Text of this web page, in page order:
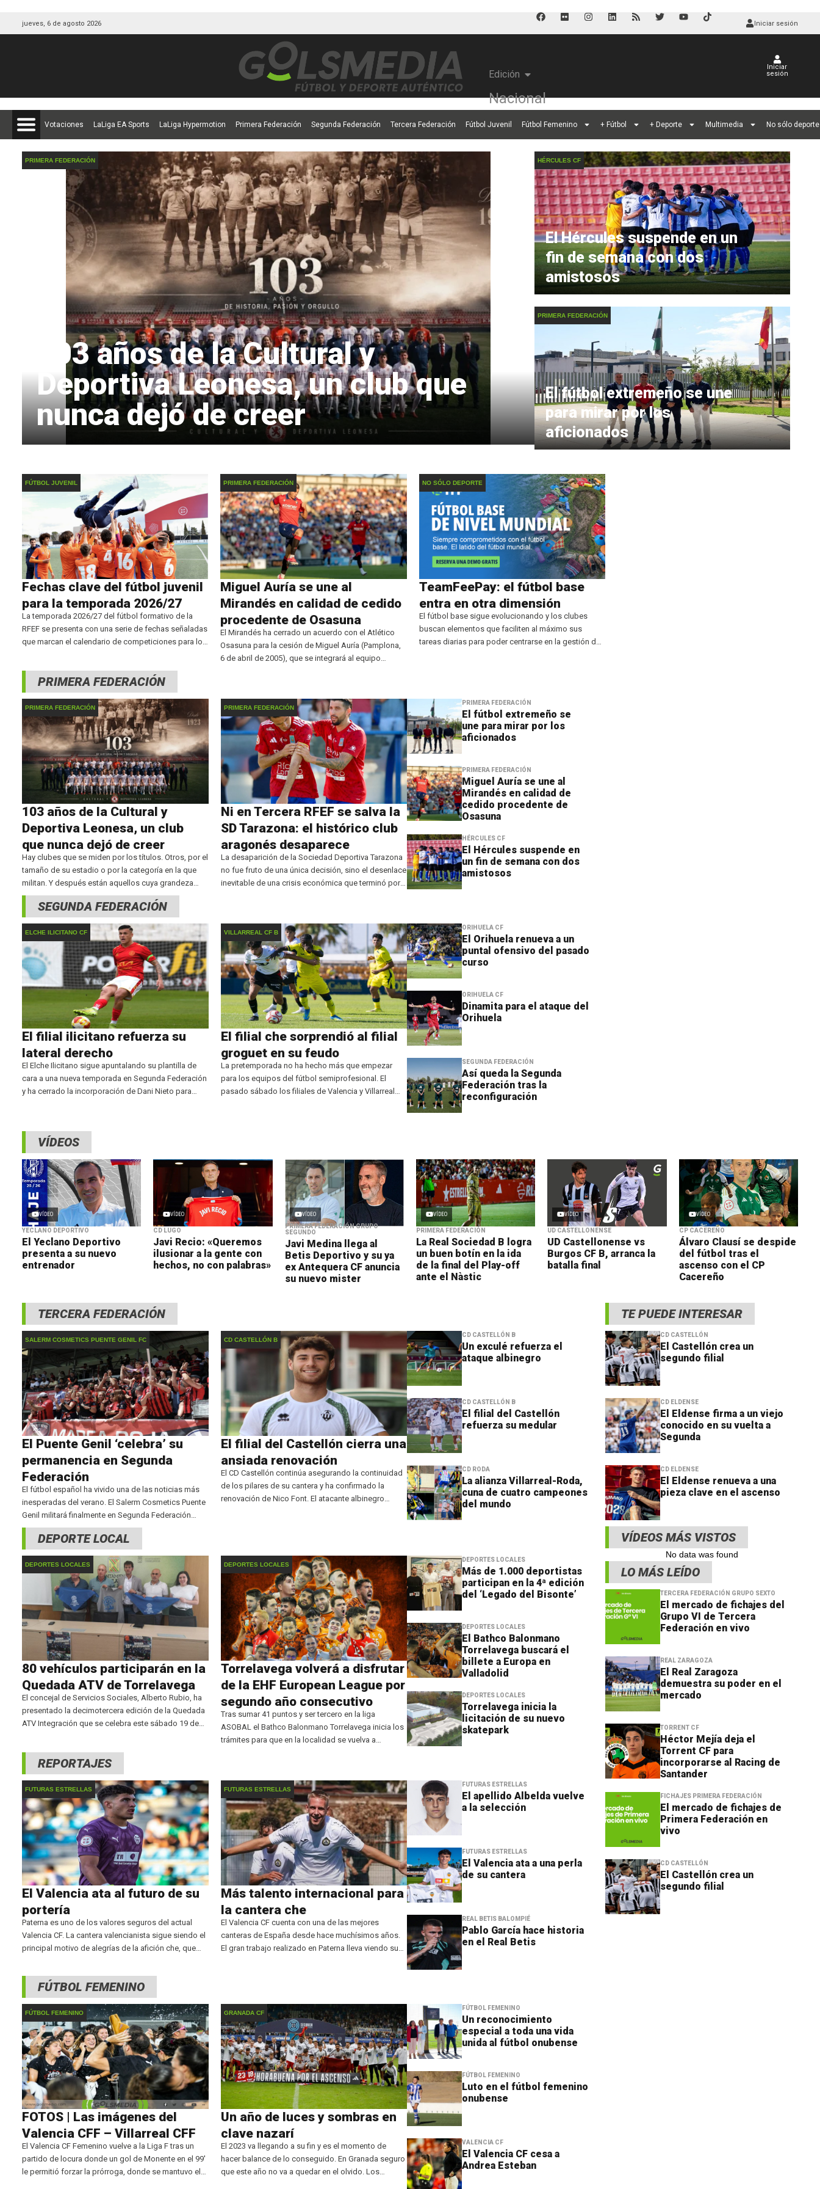
jueves, 6 de agosto 2026 Iniciar sesión
Edición
Nacional
Iniciar
sesión
Votaciones LaLiga EA Sports LaLiga Hypermotion Primera Federación Segunda Federación Tercera Federación Fútbol Juvenil Fútbol Femenino + Fútbol + Deporte Multimedia No sólo deporte
PRIMERA FEDERACIÓN
103 años de la Cultural y
Deportiva Leonesa, un club que
nunca dejó de creer
HÉRCULES CF
El Hércules suspende en un
fin de semana con dos
amistosos
PRIMERA FEDERACIÓN
El fútbol extremeño se une
para mirar por los
aficionados
FÚTBOL JUVENIL
Fechas clave del fútbol juvenil
para la temporada 2026/27
La temporada 2026/27 del fútbol formativo de la
RFEF se presenta con una serie de fechas señaladas
que marcan el calendario de competiciones para los
PRIMERA FEDERACIÓN
Miguel Auría se une al
Mirandés en calidad de cedido
procedente de Osasuna
El Mirandés ha cerrado un acuerdo con el Atlético
Osasuna para la cesión de Miguel Auría (Pamplona,
6 de abril de 2005), que se integrará al equipo
NO SÓLO DEPORTE
TeamFeePay: el fútbol base
entra en otra dimensión
El fútbol base sigue evolucionando y los clubes
buscan elementos que faciliten al máximo sus
tareas diarias para poder centrarse en la gestión de
PRIMERA FEDERACIÓN
PRIMERA FEDERACIÓN
103 años de la Cultural y
Deportiva Leonesa, un club
que nunca dejó de creer
Hay clubes que se miden por los títulos. Otros, por el
tamaño de su estadio o por la categoría en la que
militan. Y después están aquellos cuya grandeza
reside en algo mucho más difícil de
PRIMERA FEDERACIÓN
Ni en Tercera RFEF se salva la
SD Tarazona: el histórico club
aragonés desaparece
La desaparición de la Sociedad Deportiva Tarazona
no fue fruto de una única decisión, sino el desenlace
inevitable de una crisis económica que terminó por
PRIMERA FEDERACIÓN
El fútbol extremeño se
une para mirar por los
aficionados
PRIMERA FEDERACIÓN
Miguel Auría se une al
Mirandés en calidad de
cedido procedente de
Osasuna
HÉRCULES CF
El Hércules suspende en
un fin de semana con dos
amistosos
SEGUNDA FEDERACIÓN
ELCHE ILICITANO CF
El filial ilicitano refuerza su
lateral derecho
El Elche Ilicitano sigue apuntalando su plantilla de
cara a una nueva temporada en Segunda Federación
y ha cerrado la incorporación de Dani Nieto para
VILLARREAL CF B
El filial che sorprendió al filial
groguet en su feudo
La pretemporada no ha hecho más que empezar
para los equipos del fútbol semiprofesional. El
pasado sábado los filiales de Valencia y Villarreal
ORIHUELA CF
El Orihuela renueva a un
puntal ofensivo del pasado
curso
ORIHUELA CF
Dinamita para el ataque del
Orihuela
SEGUNDA FEDERACIÓN
Así queda la Segunda
Federación tras la
reconfiguración
VÍDEOS
VÍDEO
YECLANO DEPORTIVO
El Yeclano Deportivo
presenta a su nuevo
entrenador
VÍDEO
CD LUGO
Javi Recio: «Queremos
ilusionar a la gente con
hechos, no con palabras»
VÍDEO
PRIMERA FEDERACIÓN GRUPO
SEGUNDO
Javi Medina llega al
Betis Deportivo y su ya
ex Antequera CF anuncia
su nuevo mister
VÍDEO
PRIMERA FEDERACIÓN
La Real Sociedad B logra
un buen botín en la ida
de la final del Play-off
ante el Nàstic
VÍDEO
UD CASTELLONENSE
UD Castellonense vs
Burgos CF B, arranca la
batalla final
VÍDEO
CP CACEREÑO
Álvaro Clausí se despide
del fútbol tras el
ascenso con el CP
Cacereño
TERCERA FEDERACIÓN
SALERM COSMETICS PUENTE GENIL FC
El Puente Genil ‘celebra’ su
permanencia en Segunda
Federación
El fútbol español ha vivido una de las noticias más
inesperadas del verano. El Salerm Cosmetics Puente
Genil militará finalmente en Segunda Federación
después de que el Malacitano no haya podido
formalizar su inscripción en la categoría.
CD CASTELLÓN B
El filial del Castellón cierra una
ansiada renovación
El CD Castellón continúa asegurando la continuidad
de los pilares de su cantera y ha confirmado la
renovación de Nico Font. El atacante albinegro
CD CASTELLÓN B
Un exculé refuerza el
ataque albinegro
CD CASTELLÓN B
El filial del Castellón
refuerza su medular
CD RODA
La alianza Villarreal-Roda,
cuna de cuatro campeones
del mundo
DEPORTE LOCAL
DEPORTES LOCALES
80 vehículos participarán en la
Quedada ATV de Torrelavega
El concejal de Servicios Sociales, Alberto Rubio, ha
presentado la decimotercera edición de la Quedada
ATV Integración que se celebra este sábado 19 de
DEPORTES LOCALES
Torrelavega volverá a disfrutar
de la EHF European League por
segundo año consecutivo
Tras sumar 41 puntos y ser tercero en la liga
ASOBAL el Bathco Balonmano Torrelavega inicia los
trámites para que en la localidad se vuelva a
DEPORTES LOCALES
Más de 1.000 deportistas
participan en la 4ª edición
del ‘Legado del Bisonte’
DEPORTES LOCALES
El Bathco Balonmano
Torrelavega buscará el
billete a Europa en
Valladolid
DEPORTES LOCALES
Torrelavega inicia la
licitación de su nuevo
skatepark
REPORTAJES
FUTURAS ESTRELLAS
El Valencia ata al futuro de su
portería
Paterna es uno de los valores seguros del actual
Valencia CF. La cantera valencianista sigue siendo el
principal motivo de alegrías de la afición che, que
FUTURAS ESTRELLAS
Más talento internacional para
la cantera che
El Valencia CF cuenta con una de las mejores
canteras de España desde hace muchísimos años.
El gran trabajo realizado en Paterna lleva viendo sus
FUTURAS ESTRELLAS
El apellido Albelda vuelve
a la selección
FUTURAS ESTRELLAS
El Valencia ata a una perla
de su cantera
REAL BETIS BALOMPIÉ
Pablo García hace historia
en el Real Betis
FÚTBOL FEMENINO
FÚTBOL FEMENINO
FOTOS | Las imágenes del
Valencia CFF – Villarreal CFF
El Valencia CF Femenino vuelve a la Liga F tras un
partido de locura donde un gol de Monente en el 99'
le permitió forzar la prórroga, donde se mantuvo el
GRANADA CF
Un año de luces y sombras en
clave nazarí
El 2023 va llegando a su fin y es el momento de
hacer balance de lo conseguido. En Granada seguro
que este año no va a quedar en el olvido. Los
FÚTBOL FEMENINO
Un reconocimiento
especial a toda una vida
unida al fútbol onubense
FÚTBOL FEMENINO
Luto en el fútbol femenino
onubense
VALENCIA CF
El Valencia CF cesa a
Andrea Esteban
TE PUEDE INTERESAR
CD CASTELLÓN
El Castellón crea un
segundo filial
CD ELDENSE
El Eldense firma a un viejo
conocido en su vuelta a
Segunda
CD ELDENSE
El Eldense renueva a una
pieza clave en el ascenso
VÍDEOS MÁS VISTOS
No data was found
LO MÁS LEÍDO
TERCERA FEDERACIÓN GRUPO SEXTO
El mercado de fichajes del
Grupo VI de Tercera
Federación en vivo
REAL ZARAGOZA
El Real Zaragoza
demuestra su poder en el
mercado
TORRENT CF
Héctor Mejía deja el
Torrent CF para
incorporarse al Racing de
Santander
FICHAJES PRIMERA FEDERACIÓN
El mercado de fichajes de
Primera Federación en
vivo
CD CASTELLÓN
El Castellón crea un
segundo filial